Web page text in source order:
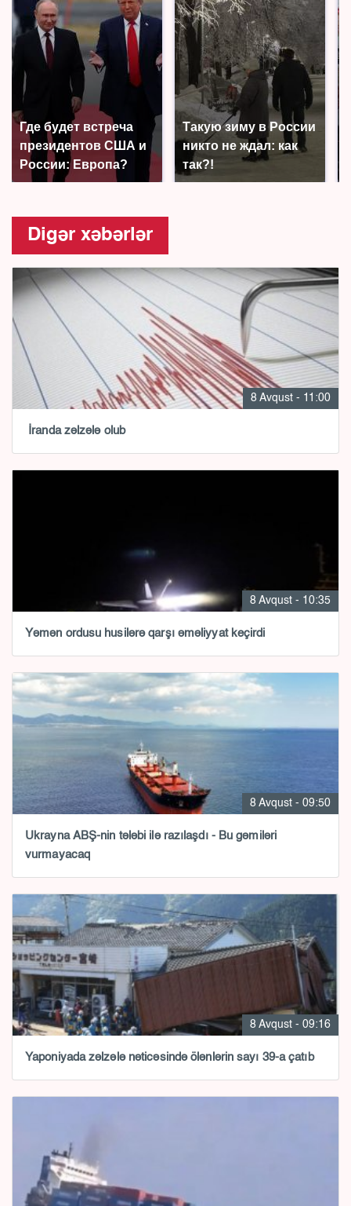
Где будет встреча
президентов США и
России: Европа?
Такую зиму в России
никто не ждал: как
так?!
Digər xəbərlər
8 Avqust - 11:00
İranda zəlzələ olub
8 Avqust - 10:35
Yəmən ordusu husilərə qarşı əməliyyat keçirdi
8 Avqust - 09:50
Ukrayna ABŞ-nin tələbi ilə razılaşdı - Bu gəmiləri
vurmayacaq
8 Avqust - 09:16
Yaponiyada zəlzələ nəticəsində ölənlərin sayı 39-a çatıb